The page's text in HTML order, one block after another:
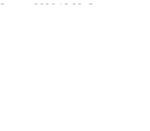
3 июня 2026 18:02 Спорт